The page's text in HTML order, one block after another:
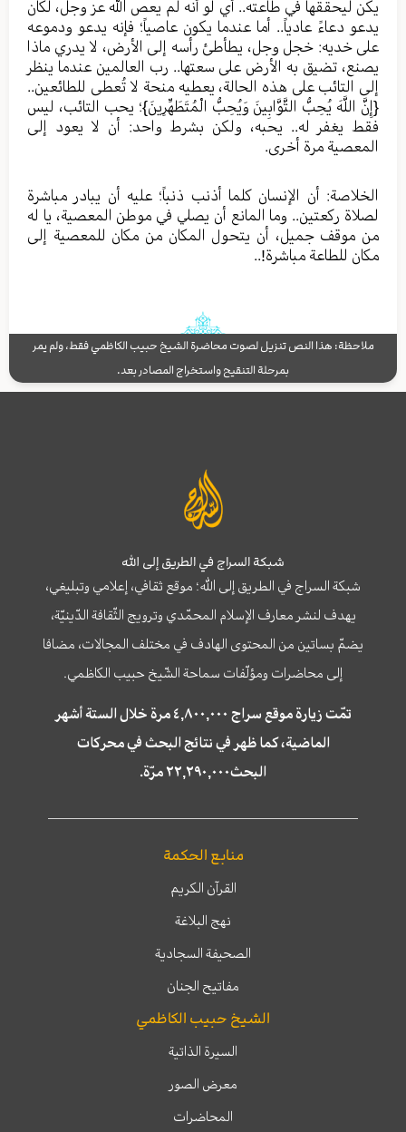
يكن ليحققها في طاعته.. أي لو أنه لم يعص الله عز وجل، لكان
يدعو دعاءً عادياً.. أما عندما يكون عاصياً؛ فإنه يدعو ودموعه
على خديه: خجل وجل، يطأطئ رأسه إلى الأرض، لا يدري ماذا
يصنع، تضيق به الأرض على سعتها.. رب العالمين عندما ينظر
إلى التائب على هذه الحالة، يعطيه منحة لا تُعطى للطائعين..
{إِنَّ اللَّهَ يُحِبُّ التَّوَّابِينَ وَيُحِبُّ الْمُتَطَهِّرِينَ}؛ يحب التائب، ليس
فقط يغفر له.. يحبه، ولكن بشرط واحد: أن لا يعود إلى
المعصية مرة أخرى.
الخلاصة: أن الإنسان كلما أذنب ذنباً؛ عليه أن يبادر مباشرة
لصلاة ركعتين.. وما المانع أن يصلي في موطن المعصية، يا له
من موقف جميل، أن يتحول المكان من مكان للمعصية إلى
مكان للطاعة مباشرة!..
ملاحظة: هذا النص تنزيل لصوت محاضرة الشيخ حبيب الكاظمي فقط، ولم يمر
بمرحلة التنقيح واستخراج المصادر بعد.
شبكة السراج في الطريق إلى الله
شبكة السراج في الطريق إلى الله؛ موقع ثقافي، إعلامي وتبليغي،
يهدف لنشر معارف الإسلام المحمّدي وترويج الثّقافة الدّينيّة،
يضمّ بساتين من المحتوى الهادف في مختلف المجالات، مضافا
إلى محاضرات ومؤلّفات سماحة الشّيخ حبيب الكاظمي.
تمّت زيارة موقع سراج ٤,٨٠٠,٠٠٠ مرة خلال الستة أشهر
الماضية، كما ظهر في نتائج البحث في محركات
البحث٢٢,٢٩٠,٠٠٠ مرّة.
منابع الحكمة
القرآن الكريم
نهج البلاغة
الصحيفة السجادية
مفاتيح الجنان
الشيخ حبيب الكاظمي
السيرة الذاتية
معرض الصور
المحاضرات